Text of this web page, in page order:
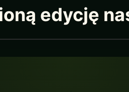
edycję